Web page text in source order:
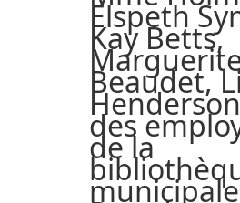
Elspeth
Kay Betts,
Beaudet,
des
de la
municipale